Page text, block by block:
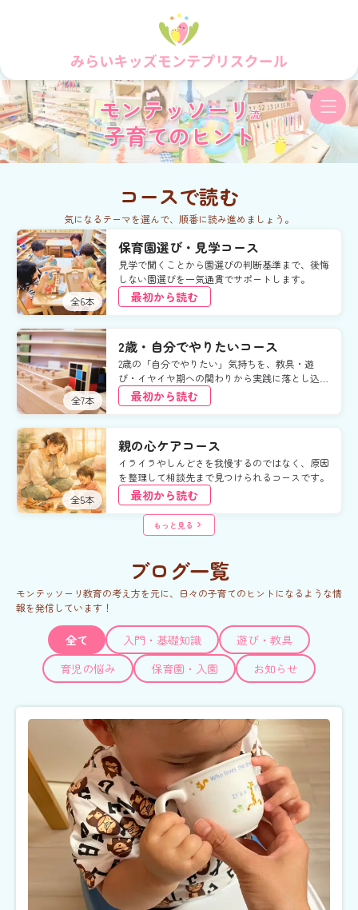
モンテッソーリ流
子育てのヒント
コースで読む
気になるテーマを選んで、順番に読み進めましょう。
全6本
保育園選び・見学コース
見学で聞くことから園選びの判断基準まで、後悔
しない園選びを一気通貫でサポートします。
最初から読む
全7本
2歳・自分でやりたいコース
2歳の「自分でやりたい」気持ちを、教具・遊
び・イヤイヤ期への関わりから実践に落とし込み
ます。最初から読む
全5本
親の心ケアコース
イライラやしんどさを我慢するのではなく、原因
を整理して相談先まで見つけられるコースです。
最初から読む
もっと見る
ブログ一覧
モンテッソーリ教育の考え方を元に、日々の子育てのヒントになるような情
報を発信しています！
全て 入門・基礎知識
遊び・教具
育児の悩み
保育園・入園 お知らせ